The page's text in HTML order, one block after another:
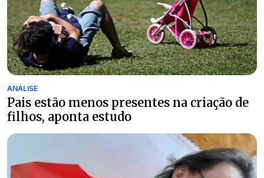
ANÁLISE
Pais estão menos presentes na criação de
filhos, aponta estudo